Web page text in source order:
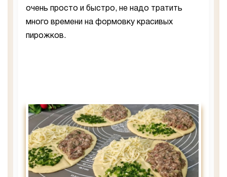
очень просто и быстро, не надо тратить
много времени на формовку красивых
пирожков.